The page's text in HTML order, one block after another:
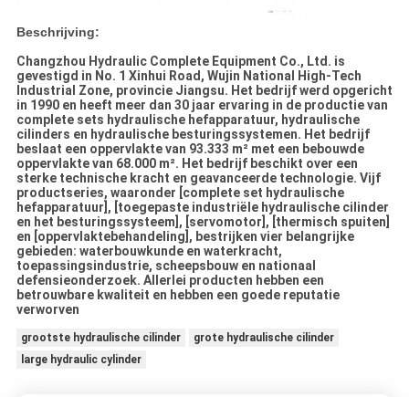
Beschrijving:
Changzhou Hydraulic Complete Equipment Co., Ltd. is
gevestigd in No. 1 Xinhui Road, Wujin National High-Tech
Industrial Zone, provincie Jiangsu. Het bedrijf werd opgericht
in 1990 en heeft meer dan 30 jaar ervaring in de productie van
complete sets hydraulische hefapparatuur, hydraulische
cilinders en hydraulische besturingssystemen. Het bedrijf
beslaat een oppervlakte van 93.333 m² met een bebouwde
oppervlakte van 68.000 m². Het bedrijf beschikt over een
sterke technische kracht en geavanceerde technologie. Vijf
productseries, waaronder [complete set hydraulische
hefapparatuur], [toegepaste industriële hydraulische cilinder
en het besturingssysteem], [servomotor], [thermisch spuiten]
en [oppervlaktebehandeling], bestrijken vier belangrijke
gebieden: waterbouwkunde en waterkracht,
toepassingsindustrie, scheepsbouw en nationaal
defensieonderzoek. Allerlei producten hebben een
betrouwbare kwaliteit en hebben een goede reputatie
verworven
grootste hydraulische cilinder
grote hydraulische cilinder
large hydraulic cylinder